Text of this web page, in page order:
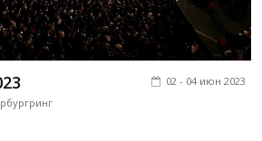
02 - 04 июн 2023